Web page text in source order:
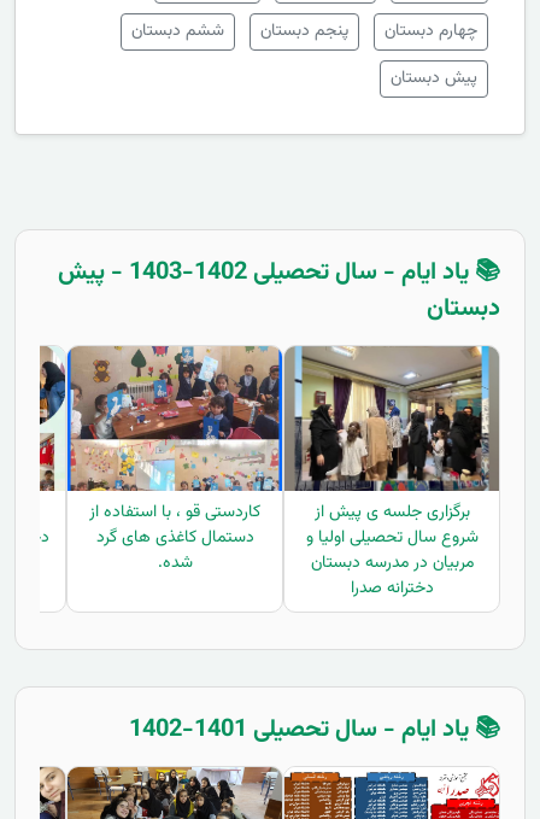
چهارم دبستان
پنجم دبستان
ششم دبستان
پیش دبستان
📚 یاد ایام - سال تحصیلی 1402-1403 - پیش
دبستان
برگزاری جلسه ی پیش از
شروع سال تحصیلی اولیا و
مربیان در مدرسه دبستان
دخترانه صدرا
کاردستی قو ، با استفاده از
دستمال کاغذی های گرد
شده.
📚 یاد ایام - سال تحصیلی 1401-1402